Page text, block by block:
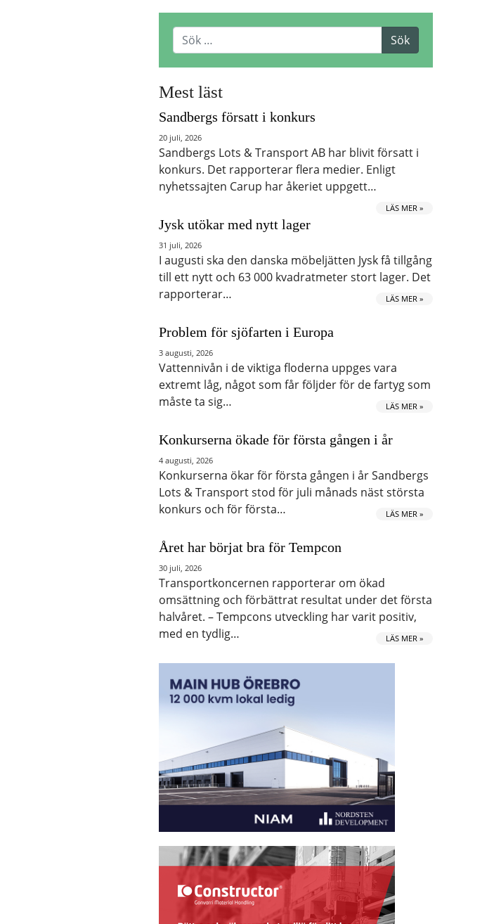
Mest läst
Sandbergs försatt i konkurs
20 juli, 2026
Sandbergs Lots & Transport AB har blivit försatt i
konkurs. Det rapporterar flera medier. Enligt
nyhetssajten Carup har åkeriet uppgett…
LÄS MER »
Jysk utökar med nytt lager
31 juli, 2026
I augusti ska den danska möbeljätten Jysk få tillgång
till ett nytt och 63 000 kvadratmeter stort lager. Det
rapporterar…
LÄS MER »
Problem för sjöfarten i Europa
3 augusti, 2026
Vattennivån i de viktiga floderna uppges vara
extremt låg, något som får följder för de fartyg som
måste ta sig…
LÄS MER »
Konkurserna ökade för första gången i år
4 augusti, 2026
Konkurserna ökar för första gången i år Sandbergs
Lots & Transport stod för juli månads näst största
konkurs och för första…
LÄS MER »
Året har börjat bra för Tempcon
30 juli, 2026
Transportkoncernen rapporterar om ökad
omsättning och förbättrat resultat under det första
halvåret. – Tempcons utveckling har varit positiv,
med en tydlig…
LÄS MER »